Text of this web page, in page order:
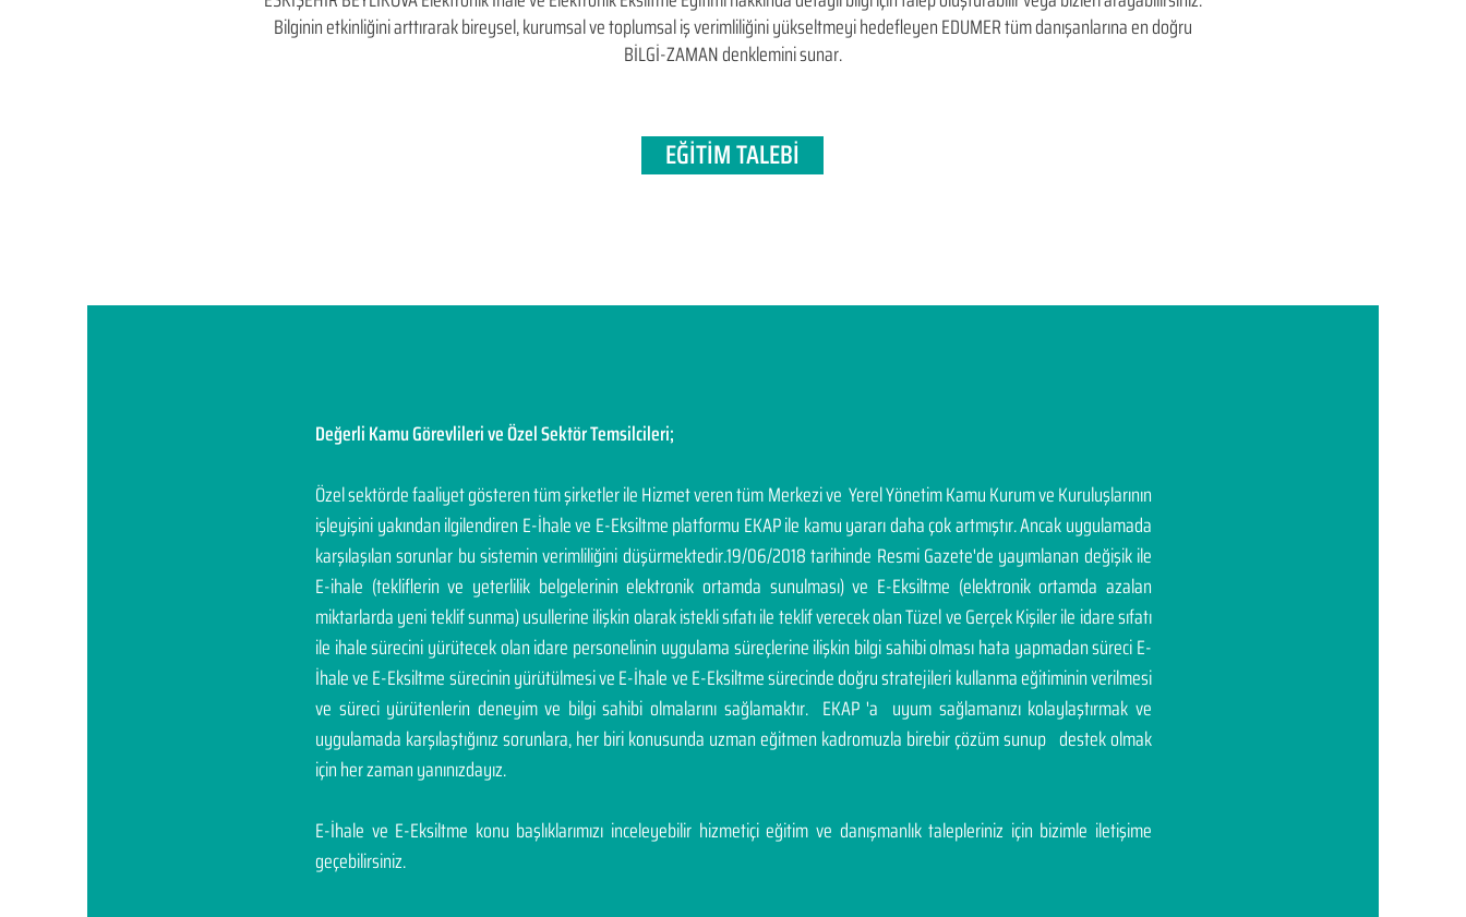
Bilginin etkinliğini arttırarak bireysel, kurumsal ve toplumsal iş verimliliğini yükseltmeyi hedefleyen​ EDUMER tüm danışanlarına en doğru
BİLGİ-ZAMAN denklemini sunar.
EĞİTİM TALEBİ
Değerli Kamu Görevlileri ve Özel Sektör Temsilcileri;
Özel sektörde faaliyet gösteren tüm şirketler ile Hizmet veren tüm Merkezi ve Yerel Yönetim Kamu Kurum ve Kuruluşlarının
işleyişini yakından ilgilendiren E-İhale ve E-Eksiltme platformu EKAP ile kamu yararı daha çok artmıştır. Ancak uygulamada
karşılaşılan sorunlar bu sistemin verimliliğini düşürmektedir.19/06/2018 tarihinde Resmi Gazete'de yayımlanan değişik ile
E-ihale (tekliflerin ve yeterlilik belgelerinin elektronik ortamda sunulması) ve E-Eksiltme (elektronik ortamda azalan
miktarlarda yeni teklif sunma) usullerine ilişkin olarak istekli sıfatı ile teklif verecek olan Tüzel ve Gerçek Kişiler ile idare sıfatı
ile ihale sürecini yürütecek olan idare personelinin uygulama süreçlerine ilişkin bilgi sahibi olması hata yapmadan süreci E-
İhale ve E-Eksiltme sürecinin yürütülmesi ve E-İhale ve E-Eksiltme sürecinde doğru stratejileri kullanma eğitiminin verilmesi
ve süreci yürütenlerin deneyim ve bilgi sahibi olmalarını sağlamaktır. EKAP 'a uyum sağlamanızı kolaylaştırmak ve
uygulamada karşılaştığınız sorunlara, her biri konusunda uzman eğitmen kadromuzla birebir çözüm sunup destek olmak
için her zaman yanınızdayız.
E-İhale ve E-Eksiltme konu başlıklarımızı inceleyebilir hizmetiçi eğitim ve danışmanlık talepleriniz için bizimle iletişime
geçebilirsiniz.